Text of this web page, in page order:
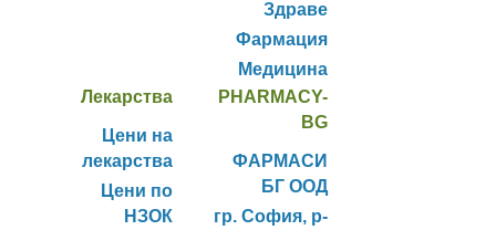
Здраве
Фармация
Медицина
Лекарства
Цени на
лекарства
Цени по
НЗОК
PHARMACY-
BG
ФАРМАСИ
БГ ООД
гр. София, р-